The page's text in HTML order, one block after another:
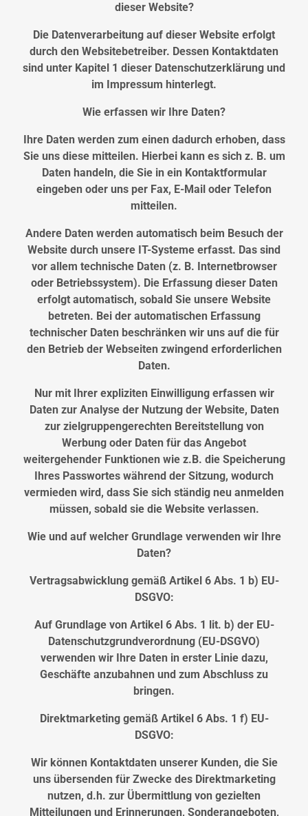
dieser Website?
Die Datenverarbeitung auf dieser Website erfolgt
durch den Websitebetreiber. Dessen Kontaktdaten
sind unter Kapitel 1 dieser Datenschutzerklärung und
im Impressum hinterlegt.
Wie erfassen wir Ihre Daten?
Ihre Daten werden zum einen dadurch erhoben, dass
Sie uns diese mitteilen. Hierbei kann es sich z. B. um
Daten handeln, die Sie in ein Kontaktformular
eingeben oder uns per Fax, E-Mail oder Telefon
mitteilen.
Andere Daten werden automatisch beim Besuch der
Website durch unsere IT-Systeme erfasst. Das sind
vor allem technische Daten (z. B. Internetbrowser
oder Betriebssystem). Die Erfassung dieser Daten
erfolgt automatisch, sobald Sie unsere Website
betreten. Bei der automatischen Erfassung
technischer Daten beschränken wir uns auf die für
den Betrieb der Webseiten zwingend erforderlichen
Daten.
Nur mit Ihrer expliziten Einwilligung erfassen wir
Daten zur Analyse der Nutzung der Website, Daten
zur zielgruppengerechten Bereitstellung von
Werbung oder Daten für das Angebot
weitergehender Funktionen wie z.B. die Speicherung
Ihres Passwortes während der Sitzung, wodurch
vermieden wird, dass Sie sich ständig neu anmelden
müssen, sobald sie die Website verlassen.
Wie und auf welcher Grundlage verwenden wir Ihre
Daten?
Vertragsabwicklung gemäß Artikel 6 Abs. 1 b) EU-
DSGVO:
Auf Grundlage von Artikel 6 Abs. 1 lit. b) der EU-
Datenschutzgrundverordnung (EU-DSGVO)
verwenden wir Ihre Daten in erster Linie dazu,
Geschäfte anzubahnen und zum Abschluss zu
bringen.
Direktmarketing gemäß Artikel 6 Abs. 1 f) EU-
DSGVO:
Wir können Kontaktdaten unserer Kunden, die Sie
uns übersenden für Zwecke des Direktmarketing
nutzen, d.h. zur Übermittlung von gezielten
Mitteilungen und Erinnerungen, Sonderangeboten,